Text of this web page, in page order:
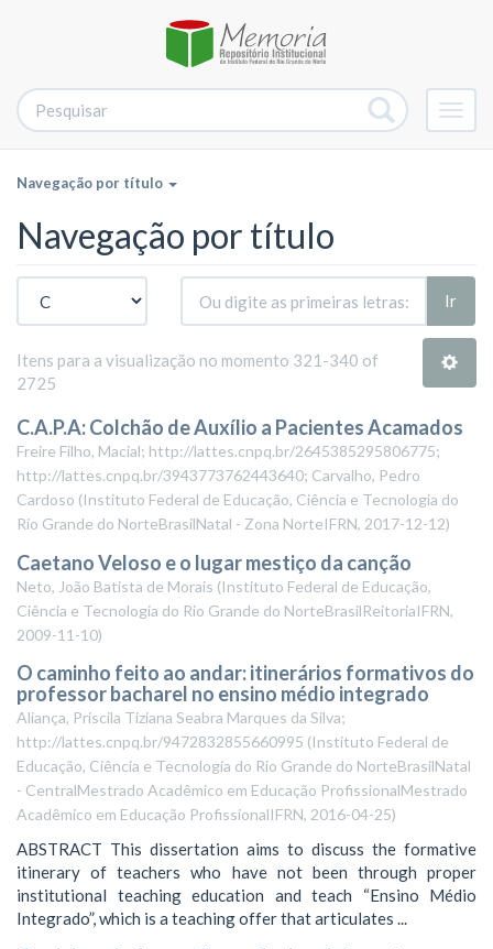
Navegação por título
Navegação por título
Ir
Itens para a visualização no momento 321-340 of
2725
C.A.P.A: Colchão de Auxílio a Pacientes Acamados
Freire Filho, Macial; http://lattes.cnpq.br/2645385295806775;
http://lattes.cnpq.br/3943773762443640; Carvalho, Pedro
Cardoso (Instituto Federal de Educação, Ciência e Tecnologia do
Rio Grande do NorteBrasilNatal - Zona NorteIFRN, 2017-12-12)
Caetano Veloso e o lugar mestiço da canção
Neto, João Batista de Morais (Instituto Federal de Educação,
Ciência e Tecnologia do Rio Grande do NorteBrasilReitoriaIFRN,
2009-11-10)
O caminho feito ao andar: itinerários formativos do
professor bacharel no ensino médio integrado
Aliança, Priscila Tiziana Seabra Marques da Silva;
http://lattes.cnpq.br/9472832855660995 (Instituto Federal de
Educação, Ciência e Tecnologia do Rio Grande do NorteBrasilNatal
- CentralMestrado Acadêmico em Educação ProfissionalMestrado
Acadêmico em Educação ProfissionalIFRN, 2016-04-25)
ABSTRACT This dissertation aims to discuss the formative
itinerary of teachers who have not been through proper
institutional teaching education and teach “Ensino Médio
Integrado”, which is a teaching offer that articulates ...